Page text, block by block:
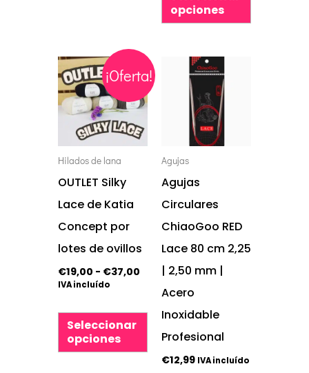
opciones
¡Oferta!
Hilados de lana
OUTLET Silky
Lace de Katia
Concept por
lotes de ovillos
€19,00 - €37,00
Rango
de
precios:
desde
€19,00
hasta
€37,00
IVA incluído
Seleccionar
opciones
Este
producto
tiene
variantes.
opciones
pueden
elegir
la
página
de
Agujas
Agujas
Circulares
ChiaoGoo RED
Lace 80 cm 2,25
| 2,50 mm |
Acero
Inoxidable
Profesional
€12,99 IVA incluído